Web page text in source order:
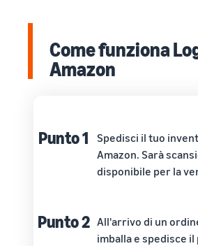
Come funziona
Amazon
Punto 1
Spedisci il tuo
Amazon. Sarà
disponibile per la
Punto 2 All'arrivo di un
imballa e spedisce